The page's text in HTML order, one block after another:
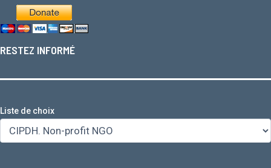
RESTEZ INFORMÉ
Liste de choix